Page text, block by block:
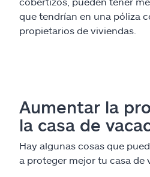
que tendrían en una póliza
propietarios de viviendas.
Aumentar la
la casa de
Hay algunas cosas que
a proteger mejor tu casa de